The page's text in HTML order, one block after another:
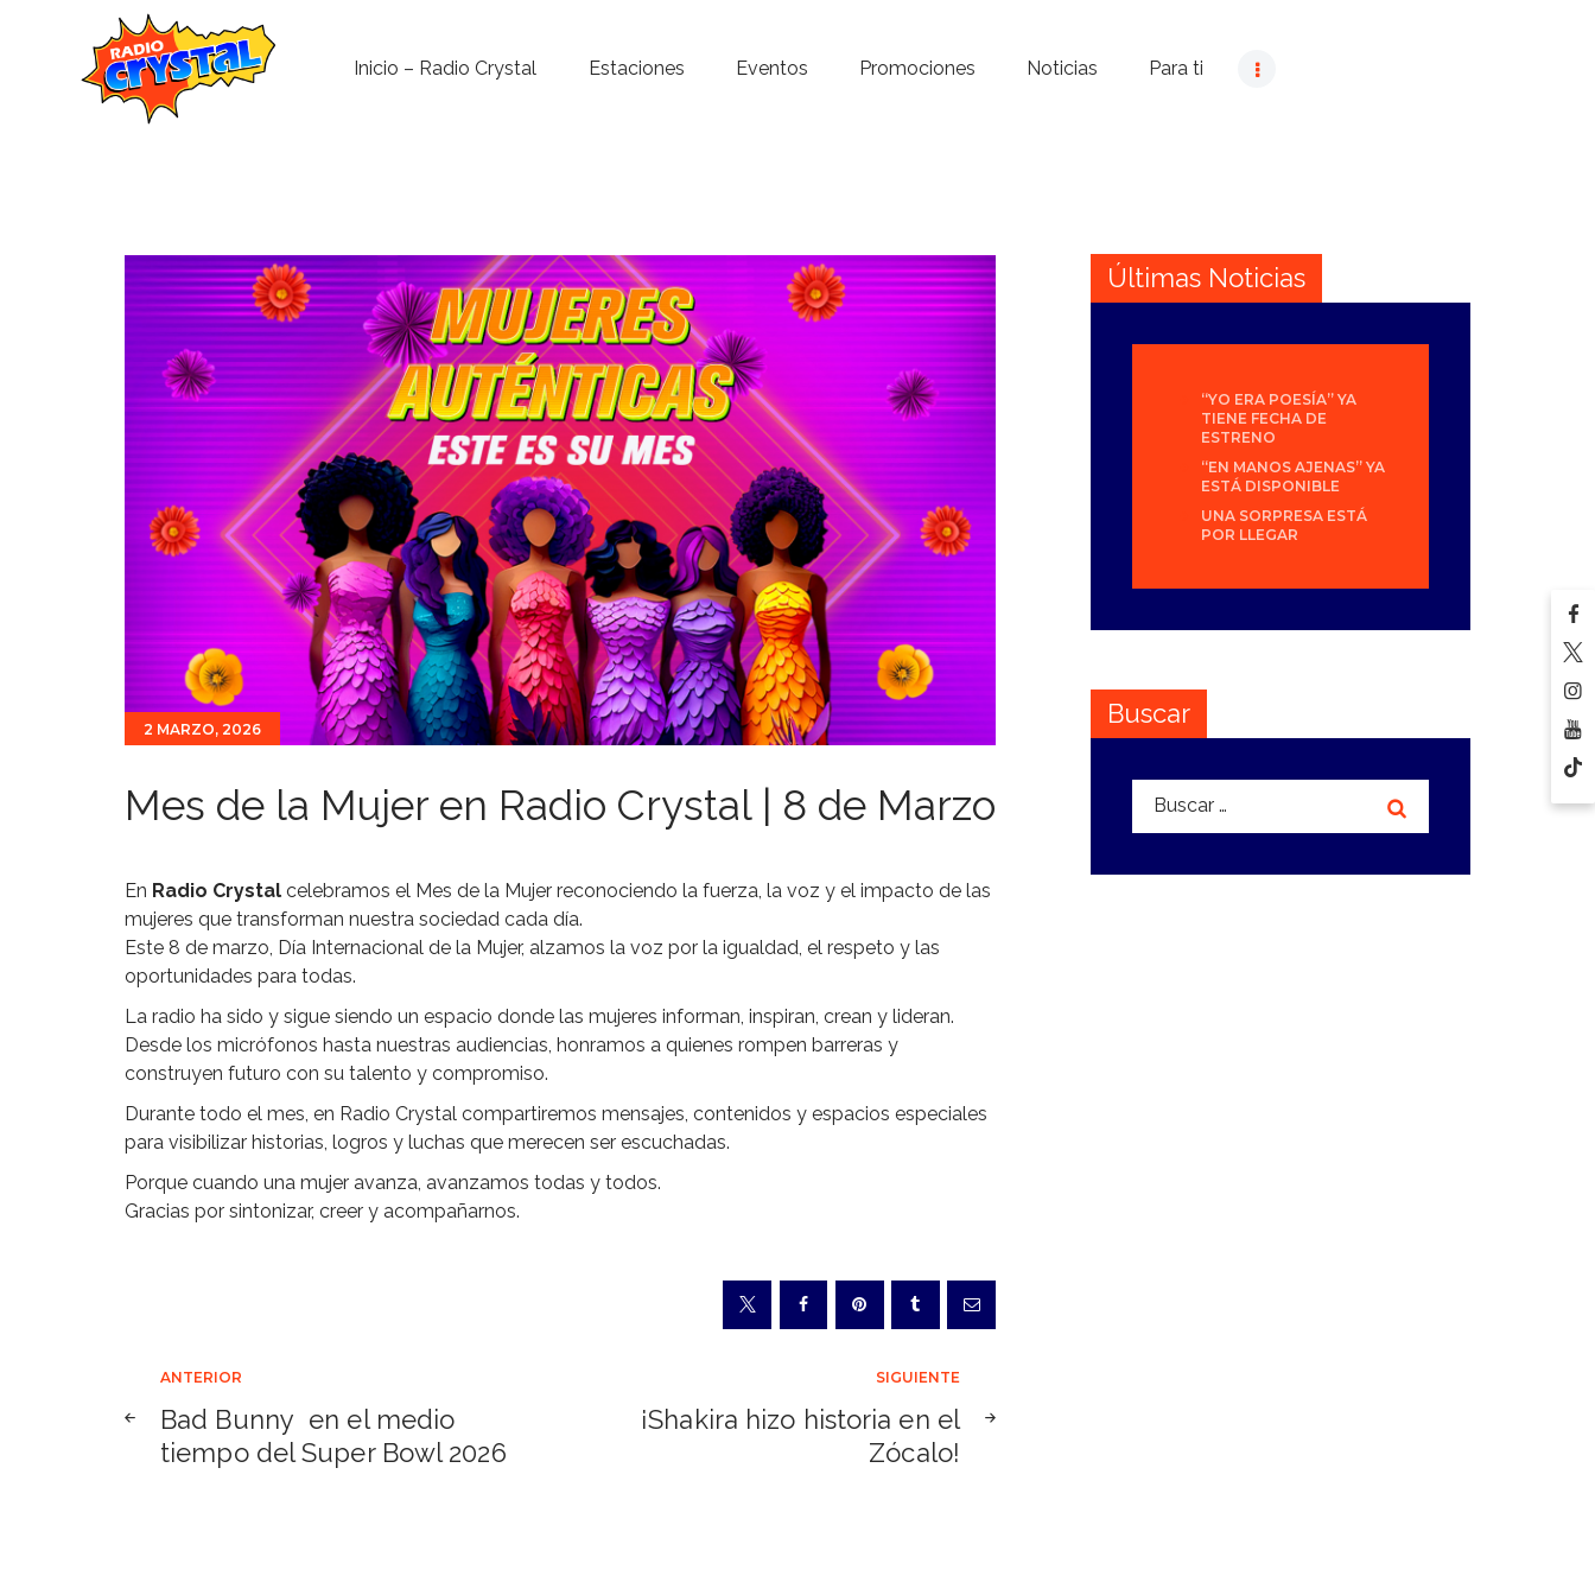
Inicio – Radio Crystal Estaciones Eventos Promociones Noticias Para ti
Noticias
Para ti
Contacto
2 MARZO, 2026
Mes de la Mujer en Radio Crystal | 8 de Marzo
En Radio Crystal celebramos el Mes de la Mujer reconociendo la fuerza, la voz y el impacto de las
mujeres que transforman nuestra sociedad cada día.
Este 8 de marzo, Día Internacional de la Mujer, alzamos la voz por la igualdad, el respeto y las
oportunidades para todas.
La radio ha sido y sigue siendo un espacio donde las mujeres informan, inspiran, crean y lideran.
Desde los micrófonos hasta nuestras audiencias, honramos a quienes rompen barreras y
construyen futuro con su talento y compromiso.
Durante todo el mes, en Radio Crystal compartiremos mensajes, contenidos y espacios especiales
para visibilizar historias, logros y luchas que merecen ser escuchadas.
Porque cuando una mujer avanza, avanzamos todas y todos.
Gracias por sintonizar, creer y acompañarnos.
Navegación
de
ANTERIOR
Bad Bunny en el medio
tiempo del Super Bowl 2026
SIGUIENTE
¡Shakira hizo historia en el
Zócalo!
Últimas Noticias
“YO ERA POESÍA” YA
TIENE FECHA DE
ESTRENO
“EN MANOS AJENAS” YA
ESTÁ DISPONIBLE
UNA SORPRESA ESTÁ
POR LLEGAR
Buscar
Buscar: